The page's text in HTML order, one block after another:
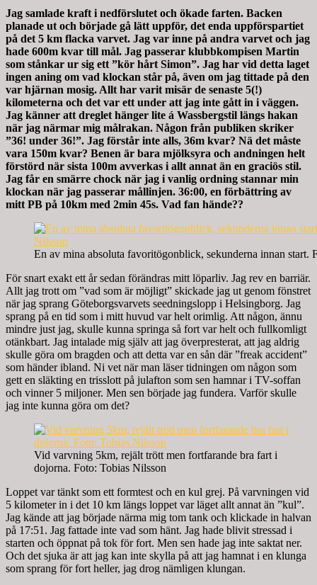
Jag samlade kraft i nedförslutet och ökade farten. Backen
planade ut och började gå lätt uppför, det enda uppförspartiet
på det 5 km flacka varvet. Jag var inne på andra varvet och jag
hade 600m kvar till mål. Jag passerar klubbkompisen Martin
som stånkar ur sig ett ”kör hårt Simon”. Jag har vid detta laget
ingen aning om vad klockan står på, även om jag tittade på den
var hjärnan mosig. Allt har varit misär de senaste 5(!)
kilometerna och det var ett under att jag inte gått in i väggen.
Jag känner att dreglet hänger lite á Wassbergstil längs hakan
när jag närmar mig målrakan. Någon från publiken skriker
”36! under 36!”. Jag förstår inte alls, 36m kvar? Nä det måste
vara 150m kvar? Benen är bara mjölksyra och andningen helt
förstörd när sista 100m avverkas i allt annat än en graciös stil.
Jag får en smärre chock när jag i vanlig ordning stannar min
klockan när jag passerar mållinjen. 36:00, en förbättring av
mitt PB på 10km med 2min 45s. Vad fan hände??
En av mina absoluta favoritögonblick, sekunderna innan start.
För snart exakt ett år sedan förändras mitt löparliv. Jag rev en barriär.
Allt jag trott om ”vad som är möjligt” skickade jag ut genom fönstret
när jag sprang Göteborgsvarvets seedningslopp i Helsingborg. Jag
sprang på en tid som i mitt huvud var helt orimlig. Att någon, ännu
mindre just jag, skulle kunna springa så fort var helt och fullkomligt
otänkbart. Jag intalade mig själv att jag överpresterat, att jag aldrig
skulle göra om bragden och att detta var en sån där ”freak accident”
som händer ibland. Ni vet när man läser tidningen om någon som
gett en släkting en trisslott på julafton som sen hamnar i TV-soffan
och vinner 5 miljoner. Men sen började jag fundera. Varför skulle
jag inte kunna göra om det?
Vid varvning 5km, rejält trött men fortfarande bra fart i
dojorna. Foto: Tobias Nilsson
Loppet var tänkt som ett formtest och en kul grej. På varvningen vid
5 kilometer in i det 10 km längs loppet var läget allt annat än ”kul”.
Jag kände att jag började närma mig tom tank och klickade in halvan
på 17:51. Jag fattade inte vad som hänt. Jag hade blivit stressad i
starten och öppnat på tok för fort. Men sen hade jag inte saktat ner.
Och det sjuka är att jag kan inte skylla på att jag hamnat i en klunga
som sprang för fort heller, jag drog nämligen klungan.